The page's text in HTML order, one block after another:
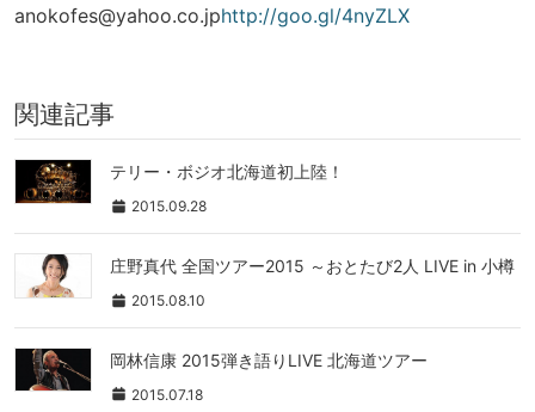
anokofes@yahoo.co.jphttp://goo.gl/4nyZLX
関連記事
テリー・ボジオ北海道初上陸！
2015.09.28
庄野真代 全国ツアー2015 ～おとたび2人 LIVE in 小樽
2015.08.10
岡林信康 2015弾き語りLIVE 北海道ツアー
2015.07.18